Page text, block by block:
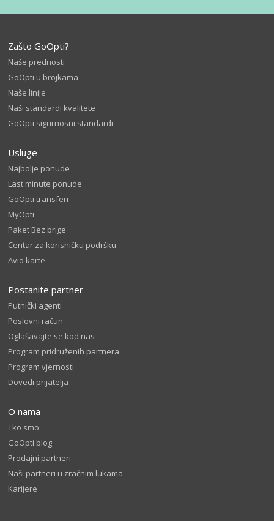
Zašto GoOpti?
Naše prednosti
GoOpti u brojkama
Naše linije
Naši standardi kvalitete
GoOpti sigurnosni standardi
Usluge
Najbolje ponude
Last minute ponude
GoOpti transferi
MyOpti
Paket Bez brige
Centar za korisničku podršku
Avio karte
Postanite partner
Putnički agenti
Poslovni račun
Oglašavajte se kod nas
Program pridruženih partnera
Program vjernosti
Dovedi prijatelja
O nama
Tko smo
GoOpti blog
Prodajni partneri
Naši partneri u zračnim lukama
Karijere